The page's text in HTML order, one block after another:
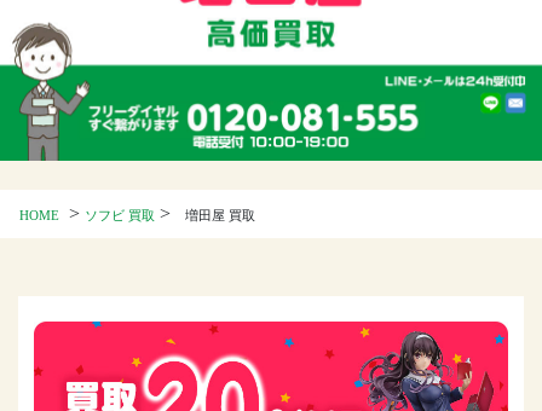
HOME > ソフビ 買取 > 増田屋 買取